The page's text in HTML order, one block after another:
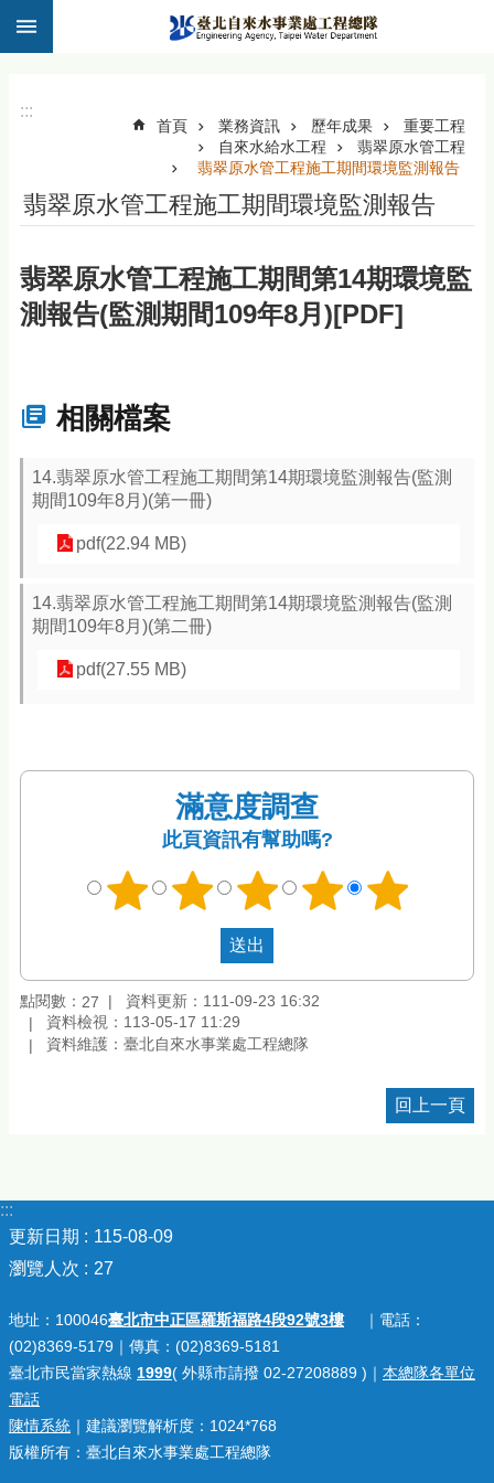
跳到主要內容區塊
:::
首頁 業務資訊 歷年成果
重要工程
自來水給水工程
翡翠原水管工程
翡翠原水管工程施工期間環境監測報告
翡翠原水管工程施工期間環境監測報告
翡翠原水管工程施工期間第14期環境監
測報告(監測期間109年8月)[PDF]
相關檔案
14.翡翠原水管工程施工期間第14期環境監測報告(監測
期間109年8月)(第一冊)
pdf(22.94 MB)
14.翡翠原水管工程施工期間第14期環境監測報告(監測
期間109年8月)(第二冊)
pdf(27.55 MB)
滿意度調查
此頁資訊有幫助嗎?
點閱數： 27
資料更新：111-09-23 16:32
資料檢視：113-05-17 11:29
資料維護：臺北自來水事業處工程總隊
回上一頁
:::
更新日期
115-08-09
瀏覽人次
27
地址：100046臺北市中正區羅斯福路4段92號3樓｜電話：
(02)8369-5179｜傳真：(02)8369-5181
臺北市民當家熱線 1999( 外縣市請撥 02-27208889 )｜ 本總隊各單位
電話
陳情系統 ｜建議瀏覽解析度：1024*768
版權所有：臺北自來水事業處工程總隊